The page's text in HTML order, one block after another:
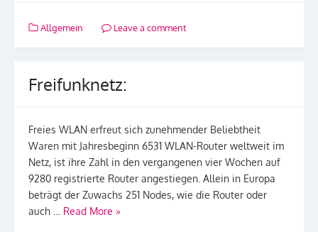
Allgemein Leave a comment
Freifunknetz:
Freies WLAN erfreut sich zunehmender Beliebtheit
Waren mit Jahresbeginn 6531 WLAN-Router weltweit im
Netz, ist ihre Zahl in den vergangenen vier Wochen auf
9280 registrierte Router angestiegen. Allein in Europa
beträgt der Zuwachs 251 Nodes, wie die Router oder
auch … Read More »